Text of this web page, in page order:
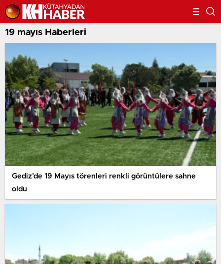
19 mayıs Haberleri
Gediz’de 19 Mayıs törenleri renkli görüntülere sahne
oldu